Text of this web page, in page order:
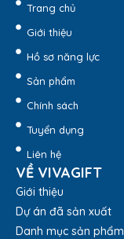
Trang chủ
Giới thiệu
Hồ sơ năng lực
Sản phẩm
Chính sách
Tuyển dụng
Liên hệ
VỀ VIVAGIFT
Giới thiệu
Dự án đã sản xuất
Danh mục sản phẩm